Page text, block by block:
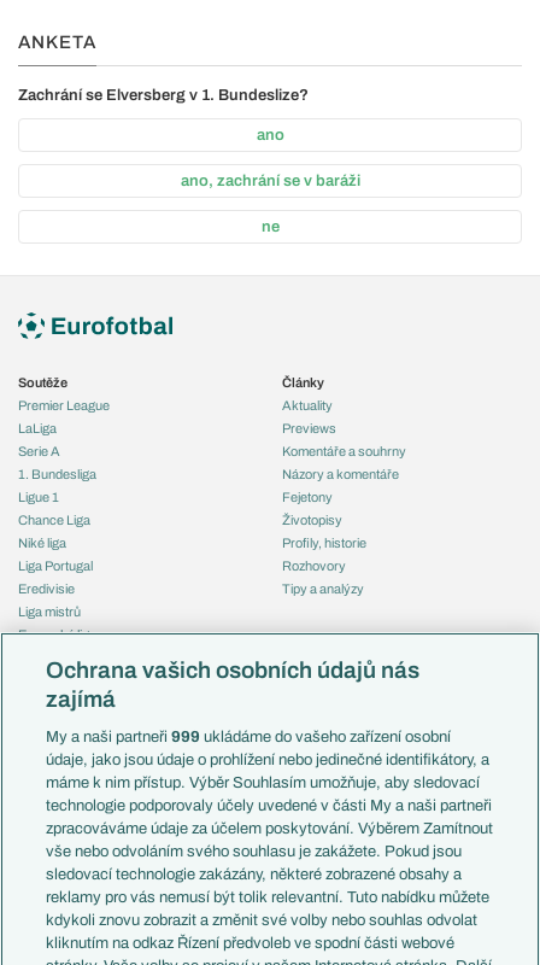
ANKETA
Zachrání se Elversberg v 1. Bundeslize?
ano
ano, zachrání se v baráži
ne
Soutěže
Premier League
LaLiga
Serie A
1. Bundesliga
Ligue 1
Chance Liga
Niké liga
Liga Portugal
Eredivisie
Liga mistrů
Evropská liga
Mistrovství světa
Liga národů
Témata
Představení týmů MS
EuroSkauting
PL v kostce
Evropské koeficienty
Přestupy
Přestupové spekulace
Zranění
Články
Aktuality
Previews
Komentáře a souhrny
Názory a komentáře
Fejetony
Životopisy
Profily, historie
Rozhovory
Tipy a analýzy
Česko
Francie
Itálie
Německo
Španělsko
Argentina
Brazílie
Přestupy
Zápasy
Livescore
Ochrana vašich osobních údajů nás
zajímá
My a naši partneři999 ukládáme do vašeho zařízení osobní
údaje, jako jsou údaje o prohlížení nebo jedinečné identifikátory, a
máme k nim přístup. Výběr Souhlasím umožňuje, aby sledovací
technologie podporovaly účely uvedené v části My a naši partneři
zpracováváme údaje za účelem poskytování. Výběrem Zamítnout
vše nebo odvoláním svého souhlasu je zakážete. Pokud jsou
sledovací technologie zakázány, některé zobrazené obsahy a
reklamy pro vás nemusí být tolik relevantní. Tuto nabídku můžete
kdykoli znovu zobrazit a změnit své volby nebo souhlas odvolat
kliknutím na odkaz Řízení předvoleb ve spodní části webové